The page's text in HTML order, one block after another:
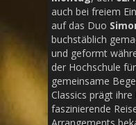
auch bei freiem
auf das Duo
buchstäblich
und geformt
der Hochschule
gemeinsame
Classics prägt
faszinierende